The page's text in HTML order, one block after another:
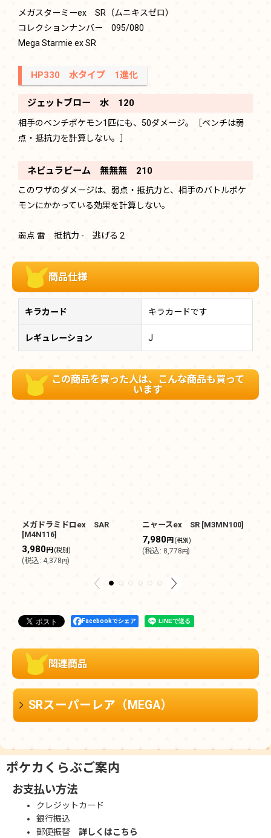
メガスターミーex SR（ムニキスゼロ）
コレクションナンバー 095/080
Mega Starmie ex SR
HP330 水タイプ 1進化
ジェットブロー 水 120
相手のベンチポケモン1匹にも、50ダメージ。［ベンチは弱
点・抵抗力を計算しない。］
ネビュラビーム 無無無 210
このワザのダメージは、弱点・抵抗力と、相手のバトルポケ
モンにかかっている効果を計算しない。
弱点 雷 抵抗力 - 逃げる 2
商品仕様
キラカード キラカードです
レギュレーション J
この商品を買った人は、こんな商品も買って
います
メガドラミドロex SAR
[M4N116]
3,980円 (税別)
(税込: 4,378円)
ニャースex SR [M3MN100]
7,980円 (税別)
(税込: 8,778円)
Facebookでシェア
関連商品
SRスーパーレア（MEGA）
ポケカくらぶご案内
お支払い方法
クレジットカード
銀行振込
郵便振替 詳しくはこちら